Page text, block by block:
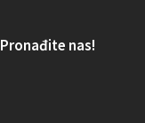
Pronađite nas!